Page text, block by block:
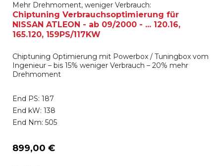
Mehr Drehmoment, weniger Verbrauch:
Chiptuning Verbrauchsoptimierung für
NISSAN ATLEON - ab 09/2000 - ... 120.16,
165.120, 159PS/117KW
Chiptuning Optimierung mit Powerbox / Tuningbox vom
Ingenieur – bis 15% weniger Verbrauch – 20% mehr
Drehmoment
End PS: 187
End kW: 138
End Nm: 505
899,00 €